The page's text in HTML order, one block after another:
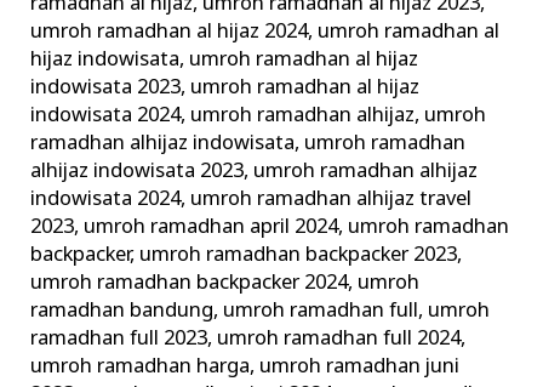
umroh ramadhan al hijaz 2024, umroh ramadhan al
hijaz indowisata, umroh ramadhan al hijaz
indowisata 2023, umroh ramadhan al hijaz
indowisata 2024, umroh ramadhan alhijaz, umroh
ramadhan alhijaz indowisata, umroh ramadhan
alhijaz indowisata 2023, umroh ramadhan alhijaz
indowisata 2024, umroh ramadhan alhijaz travel
2023, umroh ramadhan april 2024, umroh ramadhan
backpacker, umroh ramadhan backpacker 2023,
umroh ramadhan backpacker 2024, umroh
ramadhan bandung, umroh ramadhan full, umroh
ramadhan full 2023, umroh ramadhan full 2024,
umroh ramadhan harga, umroh ramadhan juni